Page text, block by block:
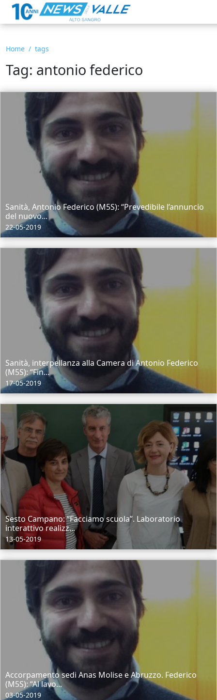
Home tags
Tag: antonio federico
Sanità, Antonio Federico (M5S): “Prevedibile l’annuncio
del nuovo...
22-05-2019
Sanità, interpellanza alla Camera di Antonio Federico
(M5S): “Fin...
17-05-2019
Sesto Campano: “Facciamo scuola”. Laboratorio
interattivo realizz...
13-05-2019
Accorpamento sedi Anas Molise e Abruzzo. Federico
(M5S): “Al lavo...
03-05-2019